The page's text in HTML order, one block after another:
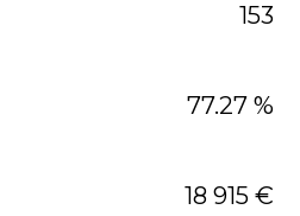
153
77.27 %
18 915 €